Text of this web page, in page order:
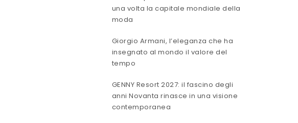
una volta la capitale mondiale della
moda
Giorgio Armani, l’eleganza che ha
insegnato al mondo il valore del
tempo
GENNY Resort 2027: il fascino degli
anni Novanta rinasce in una visione
contemporanea